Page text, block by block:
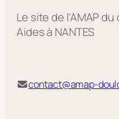
Le site de l'AMAP
Aides à NANTES
contact@amap-